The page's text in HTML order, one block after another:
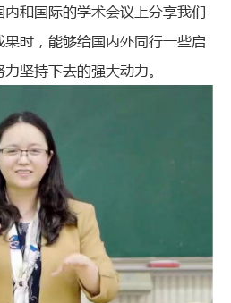
内和国际的学术会议上分享我们
时，能够给国内外同行一些启
坚持下去的强大动力。